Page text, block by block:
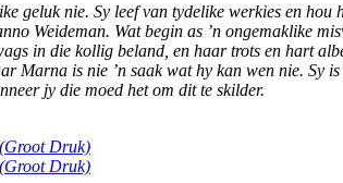
geluk nie. Sy leef van tydelike werkies en
Weideman. Wat begin as ’n ongemaklike
in die kollig beland, en haar trots en hart
Marna is nie ’n saak wat hy kan wen nie. Sy
jy die moed het om dit te skilder.